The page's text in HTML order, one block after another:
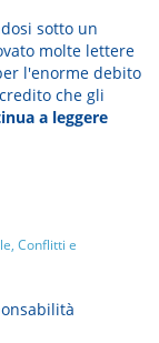
sotto un
molte lettere
l'enorme debito
che gli
a leggere
Conflitti e